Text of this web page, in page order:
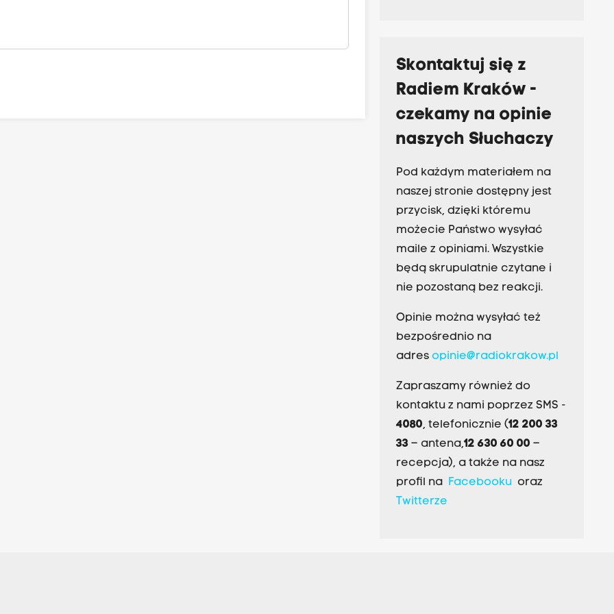
Skontaktuj się z
Radiem Kraków -
czekamy na opinie
naszych Słuchaczy
Pod każdym materiałem na
naszej stronie dostępny jest
przycisk, dzięki któremu
możecie Państwo wysyłać
maile z opiniami. Wszystkie
będą skrupulatnie czytane i
nie pozostaną bez reakcji.
Opinie można wysyłać też
bezpośrednio na
adres opinie@radiokrakow.pl
Zapraszamy również do
kontaktu z nami poprzez SMS -
4080, telefonicznie (12 200 33
33– antena,12 630 60 00 –
recepcja), a także na nasz
profil na Facebookuoraz
Twitterze